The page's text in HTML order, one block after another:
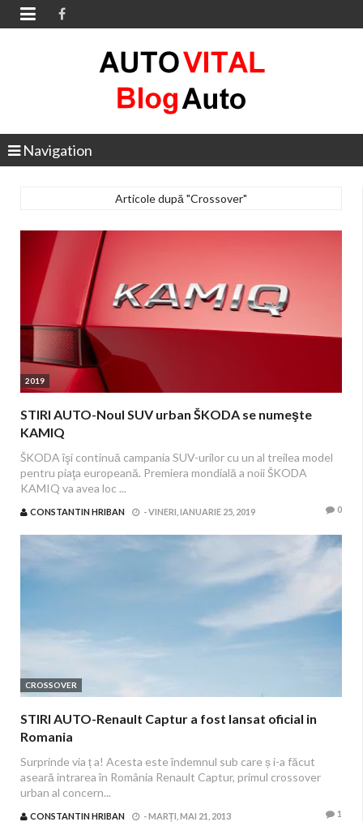

Navigation
Articole după "Crossover"
2019
STIRI AUTO-Noul SUV urban ŠKODA se numeşte
KAMIQ
ŠKODA îşi continuă campania SUV-urilor cu un al treilea model
pentru piaţa europeană. Premiera mondială a noii ŠKODA
KAMIQ va avea loc ...
CONSTANTIN HRIBAN -VINERI, IANUARIE 25, 2019 0
CROSSOVER
STIRI AUTO-Renault Captur a fost lansat oficial in
Romania
Surprinde via ț a! Acesta este îndemnul sub care ș i-a făcut
aseară intrarea în România Renault Captur, primul crossover
urban al concern...
CONSTANTIN HRIBAN -MARȚI, MAI 21, 2013 1